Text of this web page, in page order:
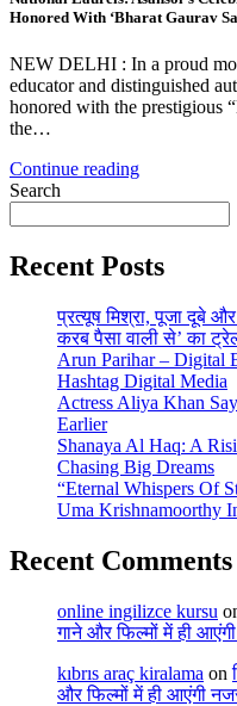
Honored With ‘Bharat Gaurav
NEW DELHI : In a proud
educator and distinguished
honored with the prestigious
the…
Continue reading
Search
Recent Posts
प्रत्यूष मिश्रा, पूजा दूबे
करब पैसा वाली से’ का
Arun Parihar – Digital
Hashtag Digital Media
Actress Aliya Khan
Earlier
Shanaya Al Haq: A
Chasing Big Dreams
“Eternal Whispers Of
Uma Krishnamoorthy
Recent Comments
online ingilizce kursu
गाने और फिल्मों में ही
kıbrıs araç kiralama on
और फिल्मों में ही आएंगी